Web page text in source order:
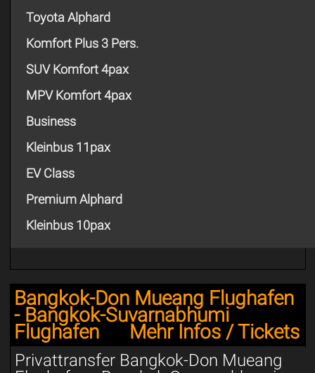
Toyota Alphard
Komfort Plus 3 Pers.
SUV Komfort 4pax
MPV Komfort 4pax
Business
Kleinbus 11pax
EV Class
Premium Alphard
Kleinbus 10pax
Bangkok-Don Mueang Flughafen
- Bangkok-Suvarnabhumi
Flughafen Mehr Infos / Tickets
Privattransfer Bangkok-Don Mueang